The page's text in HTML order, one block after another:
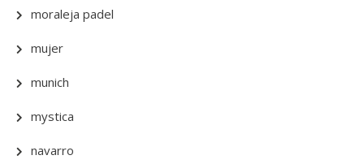
moraleja padel
mujer
munich
mystica
navarro